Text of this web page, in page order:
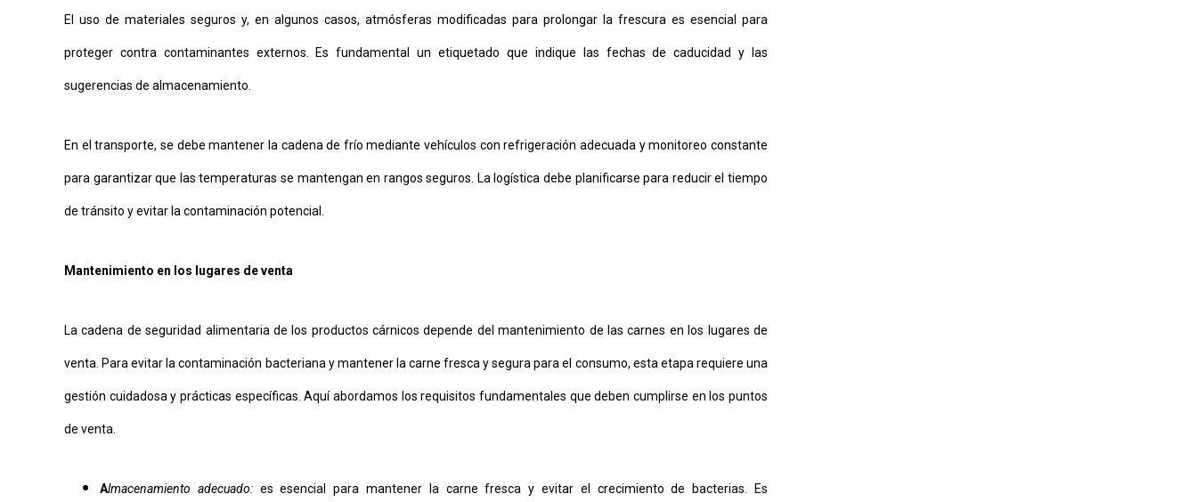
El uso de materiales seguros y, en algunos casos, atmósferas modificadas para prolongar la frescura es esencial para
proteger contra contaminantes externos. Es fundamental un etiquetado que indique las fechas de caducidad y las
sugerencias de almacenamiento.
En el transporte, se debe mantener la cadena de frío mediante vehículos con refrigeración adecuada y monitoreo constante
para garantizar que las temperaturas se mantengan en rangos seguros. La logística debe planificarse para reducir el tiempo
de tránsito y evitar la contaminación potencial.
Mantenimiento en los lugares de venta
La cadena de seguridad alimentaria de los productos cárnicos depende del mantenimiento de las carnes en los lugares de
venta. Para evitar la contaminación bacteriana y mantener la carne fresca y segura para el consumo, esta etapa requiere una
gestión cuidadosa y prácticas específicas. Aquí abordamos los requisitos fundamentales que deben cumplirse en los puntos
de venta.
Almacenamiento adecuado:es esencial para mantener la carne fresca y evitar el crecimiento de bacterias. Es